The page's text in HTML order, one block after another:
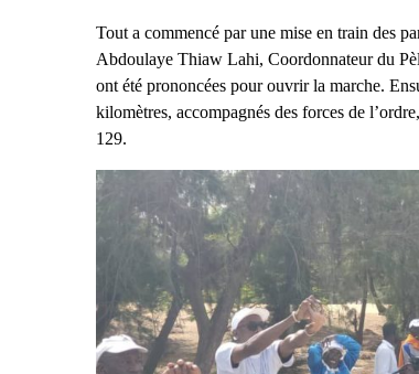
Tout a commencé par une mise en train des
Abdoulaye Thiaw Lahi, Coordonnateur du
ont été prononcées pour ouvrir la marche.
kilomètres, accompagnés des forces de
129.